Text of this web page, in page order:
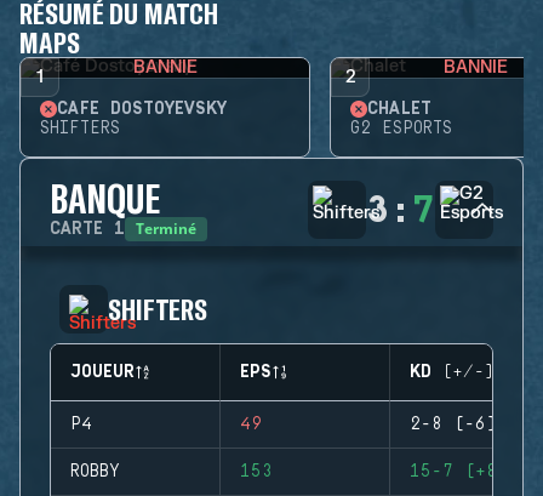
RÉSUMÉ DU MATCH
MAPS
1 BANNIE
CAFÉ DOSTOYEVSKY
SHIFTERS
2 BANNIE
CHALET
G2 ESPORTS
BANQUE
CARTE 1 Terminé 3 : 7
SHIFTERS
JOUEUR EPS KD (+/-)
P4 49 2-8 (-6)
ROBBY 153 15-7 (+8)